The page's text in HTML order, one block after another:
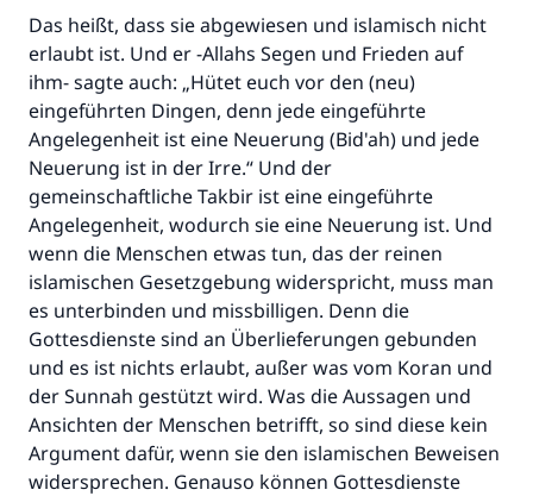
Das heißt, dass sie abgewiesen und islamisch nicht
erlaubt ist. Und er -Allahs Segen und Frieden auf
ihm- sagte auch: „Hütet euch vor den (neu)
eingeführten Dingen, denn jede eingeführte
Angelegenheit ist eine Neuerung (Bid'ah) und jede
Neuerung ist in der Irre.“ Und der
gemeinschaftliche Takbir ist eine eingeführte
Angelegenheit, wodurch sie eine Neuerung ist. Und
wenn die Menschen etwas tun, das der reinen
islamischen Gesetzgebung widerspricht, muss man
es unterbinden und missbilligen. Denn die
Gottesdienste sind an Überlieferungen gebunden
und es ist nichts erlaubt, außer was vom Koran und
der Sunnah gestützt wird. Was die Aussagen und
Ansichten der Menschen betrifft, so sind diese kein
Argument dafür, wenn sie den islamischen Beweisen
widersprechen. Genauso können Gottesdienste